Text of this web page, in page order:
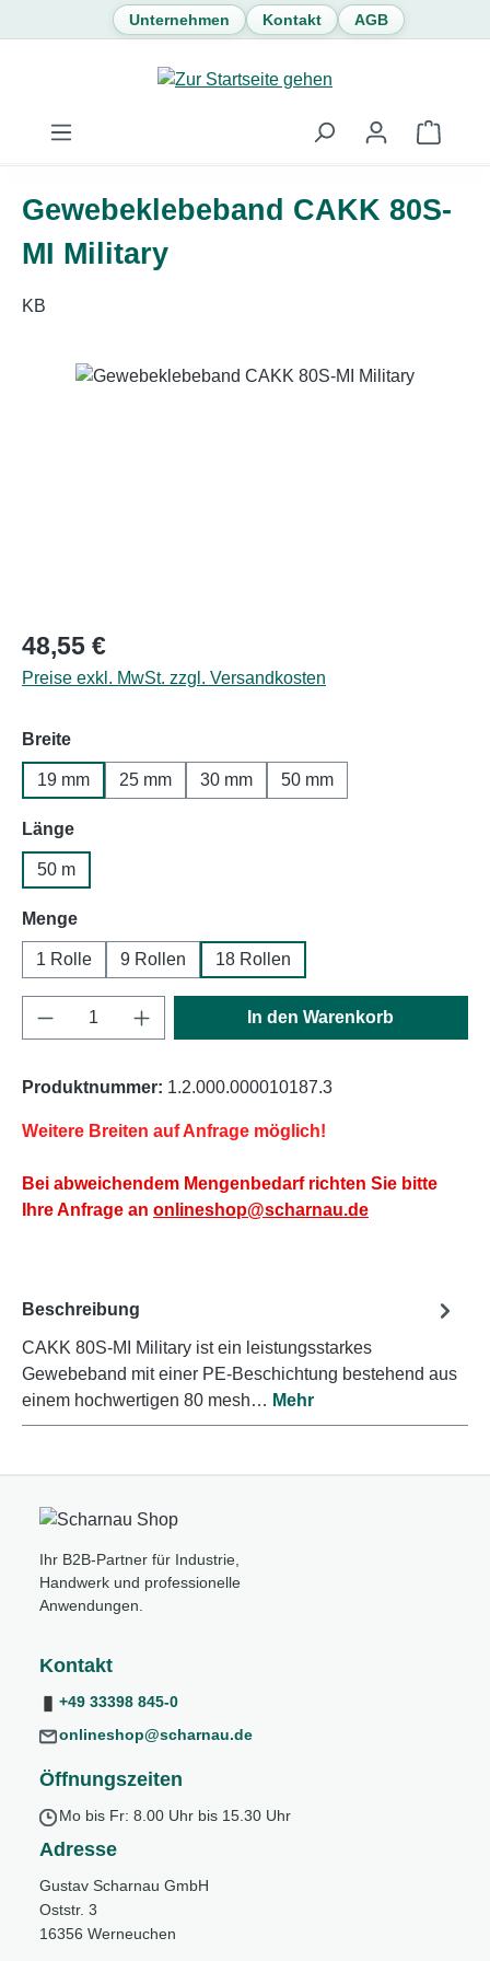
Zum Hauptinhalt springen
Unternehmen Kontakt AGB
Gewebeklebeband CAKK 80S-
MI Military
KB
Bildergalerie überspringen
Regulärer Preis:
48,55 €
Preise exkl. MwSt. zzgl. Versandkosten
Breiteauswählen
19 mm 25 mm 30 mm 50 mm
Längeauswählen
50 m
Mengeauswählen
1 Rolle 9 Rollen 18 Rollen
Produkt Anzahl: Gib den gewünschten
In den Warenkorb
Produktnummer: 1.2.000.000010187.3
Weitere Breiten auf Anfrage möglich!
Bei abweichendem Mengenbedarf richten Sie bitte
Ihre Anfrage an onlineshop@scharnau.de
Beschreibung
CAKK 80S-MI Military ist ein leistungsstarkes
Gewebeband mit einer PE-Beschichtung bestehend aus
einem hochwertigen 80 mesh… Mehr
Ihr B2B-Partner für Industrie,
Handwerk und professionelle
Anwendungen.
Kontakt
+49 33398 845-0
onlineshop@scharnau.de
Öffnungszeiten
Mo bis Fr: 8.00 Uhr bis 15.30 Uhr
Adresse
Gustav Scharnau GmbH
Oststr. 3
16356 Werneuchen